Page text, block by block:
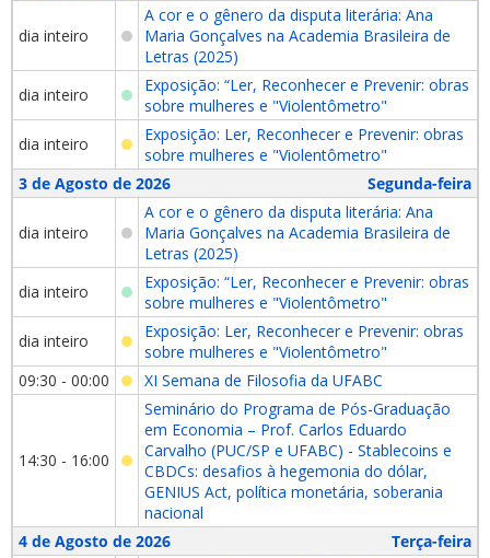
dia inteiro
A cor e o gênero da disputa literária: Ana
Maria Gonçalves na Academia Brasileira de
Letras (2025)
dia inteiro
Exposição: “Ler, Reconhecer e Prevenir: obras
sobre mulheres e "Violentômetro"
dia inteiro
Exposição: Ler, Reconhecer e Prevenir: obras
sobre mulheres e "Violentômetro"
3 de Agosto de 2026
Segunda-feira
dia inteiro
A cor e o gênero da disputa literária: Ana
Maria Gonçalves na Academia Brasileira de
Letras (2025)
dia inteiro
Exposição: “Ler, Reconhecer e Prevenir: obras
sobre mulheres e "Violentômetro"
dia inteiro
Exposição: Ler, Reconhecer e Prevenir: obras
sobre mulheres e "Violentômetro"
09:30 - 00:00
XI Semana de Filosofia da UFABC
14:30 - 16:00
Seminário do Programa de Pós-Graduação
em Economia – Prof. Carlos Eduardo
Carvalho (PUC/SP e UFABC) - Stablecoins e
CBDCs: desafios à hegemonia do dólar,
GENIUS Act, política monetária, soberania
nacional
4 de Agosto de 2026
Terça-feira